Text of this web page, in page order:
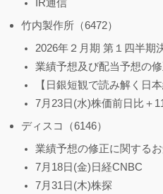
IR通信
竹内製作所（6472）
2026年２月期 第１四半期
業績予想及び配当予想の
【日銀短観で読み解く日
7月23日(水)株価前日比＋
ディスコ（6146）
業績予想の修正に関する
7月18日(金)日経CNBC
7月31日(木)株探